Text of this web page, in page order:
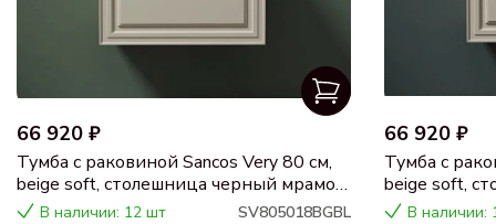
66 920 ₽
Тумба с раковиной Sancos Very 80 см,
beige soft, столешница черный мрамор,
раковина CN5018
В наличии: 12 шт
SV805018BGBL
66 920 ₽
Тумба с
beige soft,
раковина
В наличии: